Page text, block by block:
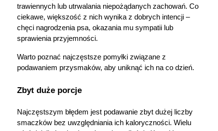
trawiennych lub utrwalania niepożądanych zachowań. Co
ciekawe, większość z nich wynika z dobrych intencji –
chęci nagrodzenia psa, okazania mu sympatii lub
sprawienia przyjemności.
Warto poznać najczęstsze pomyłki związane z
podawaniem przysmaków, aby uniknąć ich na co dzień.
Zbyt duże porcje
Najczęstszym błędem jest podawanie zbyt dużej liczby
smaczków bez uwzględniania ich kaloryczności. Wielu